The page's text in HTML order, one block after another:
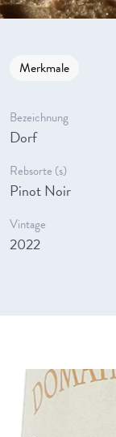
Merkmale
Bezeichnung
Dorf
Rebsorte (s)
Pinot Noir
Vintage
2022